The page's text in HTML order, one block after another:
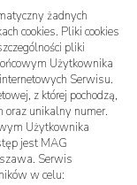
żadnych
cookies. Pliki cookies
pliki
Użytkownika
Serwisu.
z której pochodzą,
oraz unikalny numer.
Użytkownika
jest MAG
Serwis
w celu: